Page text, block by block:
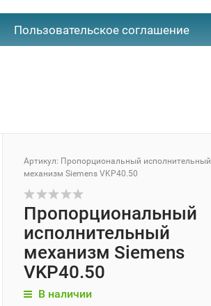
​Пользовательское соглашение
Артикул: Пропорциональный исполнительный
механизм Siemens VKP40.50
Пропорциональный
исполнительный
механизм Siemens
VKP40.50
В наличии